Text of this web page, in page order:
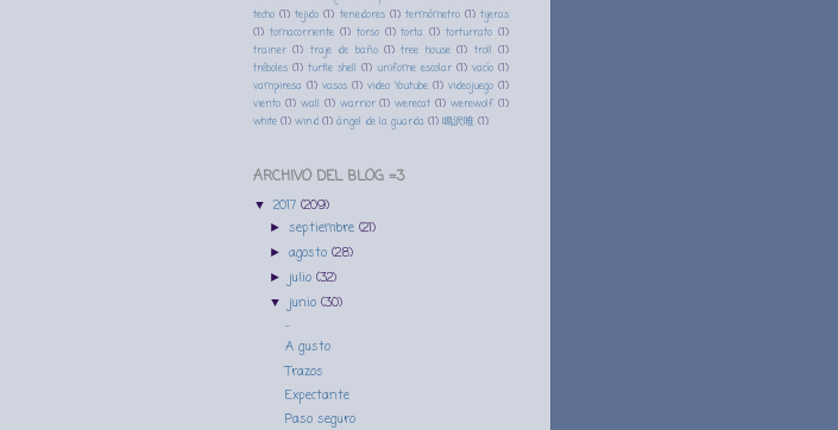
techo (1) tejido (1) tenedores (1) termómetro (1) tijeras
(1) tomacorriente (1) torso (1) torta (1) torturrato (1)
trainer (1) traje de baño (1) tree house (1) troll (1)
tréboles (1) turtle shell (1) unifome escolar (1) vacío (1)
vampiresa (1) vasos (1) video Youtube (1) videojuego (1)
viento (1) wall (1) warrior (1) werecat (1) werewolf (1)
white (1) wind (1) ángel de la guarda (1) 鳴沢唯 (1)
ARCHIVO DEL BLOG =3
▼ 2017 (209)
► septiembre (21)
► agosto (28)
► julio (32)
▼ junio (30)
...
A gusto
Trazos
Expectante
Paso seguro